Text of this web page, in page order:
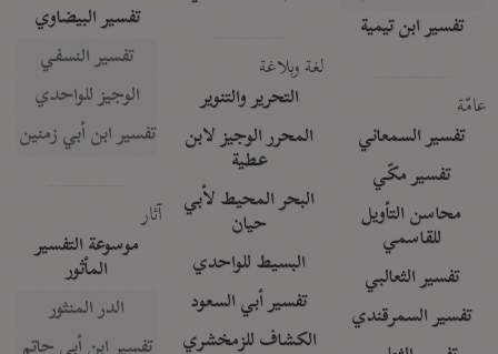
تفسير ابن تيمية
عامّة
تفسير السمعاني
تفسير مكّي
محاسن التأويل
للقاسمي
تفسير الثعالبي
تفسير السمرقندي
لغة وبلاغة
التحرير والتنوير
المحرر الوجيز لابن
عطية
البحر المحيط لأبي
حيان
البسيط للواحدي
تفسير أبي السعود
الكشاف للزمخشري
تفسير البيضاوي
تفسير النسفي
الوجيز للواحدي
تفسير ابن أبي زمنين
آثار
موسوعة التفسير
المأثور
الدر المنثور